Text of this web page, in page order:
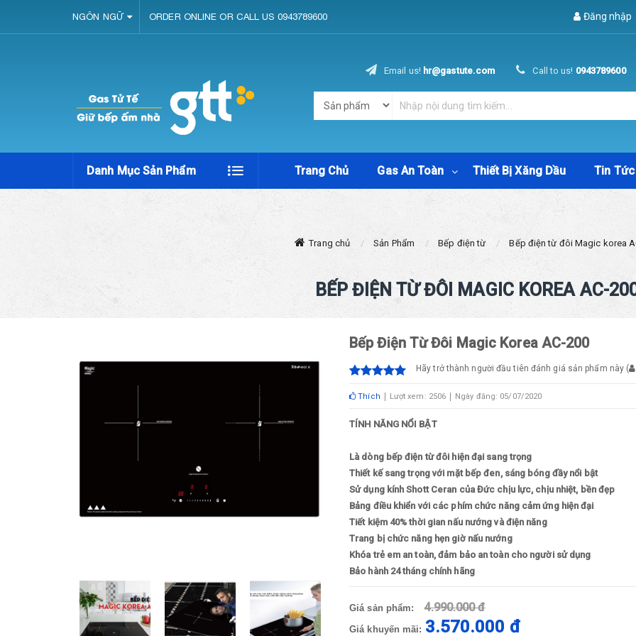
NGÔN NGỮ ORDER ONLINE OR CALL US 0943789600 Đăng nhập
Email us! hr@gastute.com Call to us! 0943789600
Danh Mục Sản Phẩm Trang Chủ Gas An Toàn Thiết Bị Xăng Dầu Tin Tức
Trang chủ Sản Phẩm Bếp điện từ Bếp điện từ đôi Magic korea
BẾP ĐIỆN TỪ ĐÔI MAGIC KOREA AC-
Bếp Điện Từ Đôi Magic Korea AC-200
Hãy trở thành người đầu tiên đánh giá sản phẩm này (
Thích Lượt xem: 2506 Ngày đăng: 05/07/2020
TÍNH NĂNG NỔI BẬT
Là dòng bếp điện từ đôi hiện đại sang trọng
Thiết kế sang trọng với mặt bếp đen, sáng bóng đầy nổi bật
Sử dụng kính Shott Ceran của Đức chịu lực, chịu nhiệt, bền đẹp
Bảng điều khiển với các phím chức năng cảm ứng hiện đại
Tiết kiệm 40% thời gian nấu nướng và điện năng
Trang bị chức năng hẹn giờ nấu nướng
Khóa trẻ em an toàn, đảm bảo an toàn cho người sử dụng
Bảo hành 24 tháng chính hãng
Giá sản phẩm: 4.990.000 đ
Giá khuyến mãi: 3.570.000 đ